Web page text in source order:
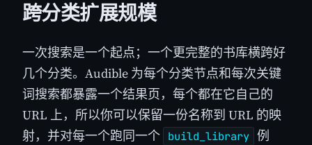
跨分类扩展规模
一次搜索是一个起点；一个更完整的书库横跨好
几个分类。Audible 为每个分类节点和每次关键
词搜索都暴露一个结果页，每个都在它自己的
URL 上，所以你可以保留一份名称到 URL 的映
射，并对每一个跑同一个 build_library 例